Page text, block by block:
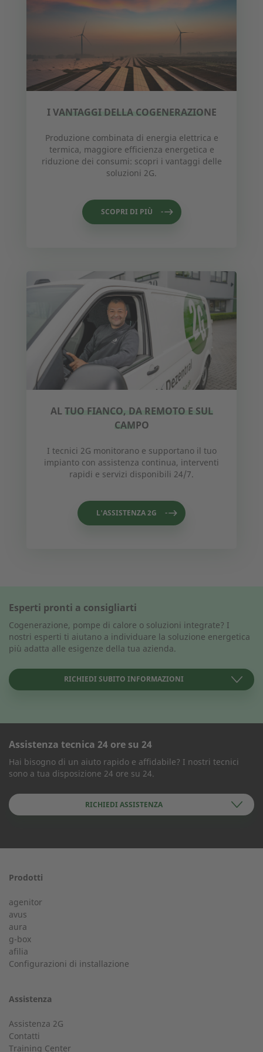
I VANTAGGI DELLA COGENERAZIONE
Produzione combinata di energia elettrica e
termica, maggiore efficienza energetica e
riduzione dei consumi: scopri i vantaggi delle
soluzioni 2G.
SCOPRI DI PIÙ
AL TUO FIANCO, DA REMOTO E SUL
CAMPO
I tecnici 2G monitorano e supportano il tuo
impianto con assistenza continua, interventi
rapidi e servizi disponibili 24/7.
L'ASSISTENZA 2G
Esperti pronti a consigliarti
Cogenerazione, pompe di calore o soluzioni integrate? I
nostri esperti ti aiutano a individuare la soluzione energetica
più adatta alle esigenze della tua azienda.
RICHIEDI SUBITO INFORMAZIONI
MODULO DI CONTATTO
Cognome
Assistenza tecnica 24 ore su 24
Hai bisogno di un aiuto rapido e affidabile? I nostri tecnici
sono a tua disposizione 24 ore su 24.
RICHIEDI ASSISTENZA
Il tuo tecnico disponibile 24 ore su 24.
Servizio Clienti
Prodotti
agenitor
avus
aura
g-box
afilia
Configurazioni di installazione
Assistenza
Assistenza 2G
Contatti
Training Center